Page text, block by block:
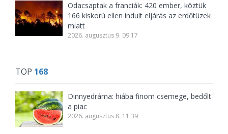
Odacsaptak a franciák: 420 ember, köztük
166 kiskorú ellen indult eljárás az erdőtüzek
miatt
2026. augusztus 9. 09:17
TOP 168
Dinnyedráma: hiába finom csemege, bedőlt
a piac
2026. augusztus 8. 11:39